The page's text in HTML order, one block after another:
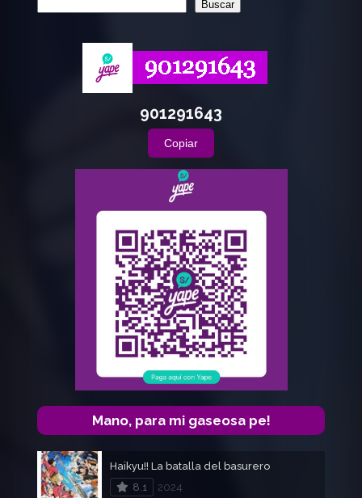
Buscar
901291643
Copiar
Mano, para mi gaseosa pe!
Haikyu!! La batalla del basurero
8.1
2024